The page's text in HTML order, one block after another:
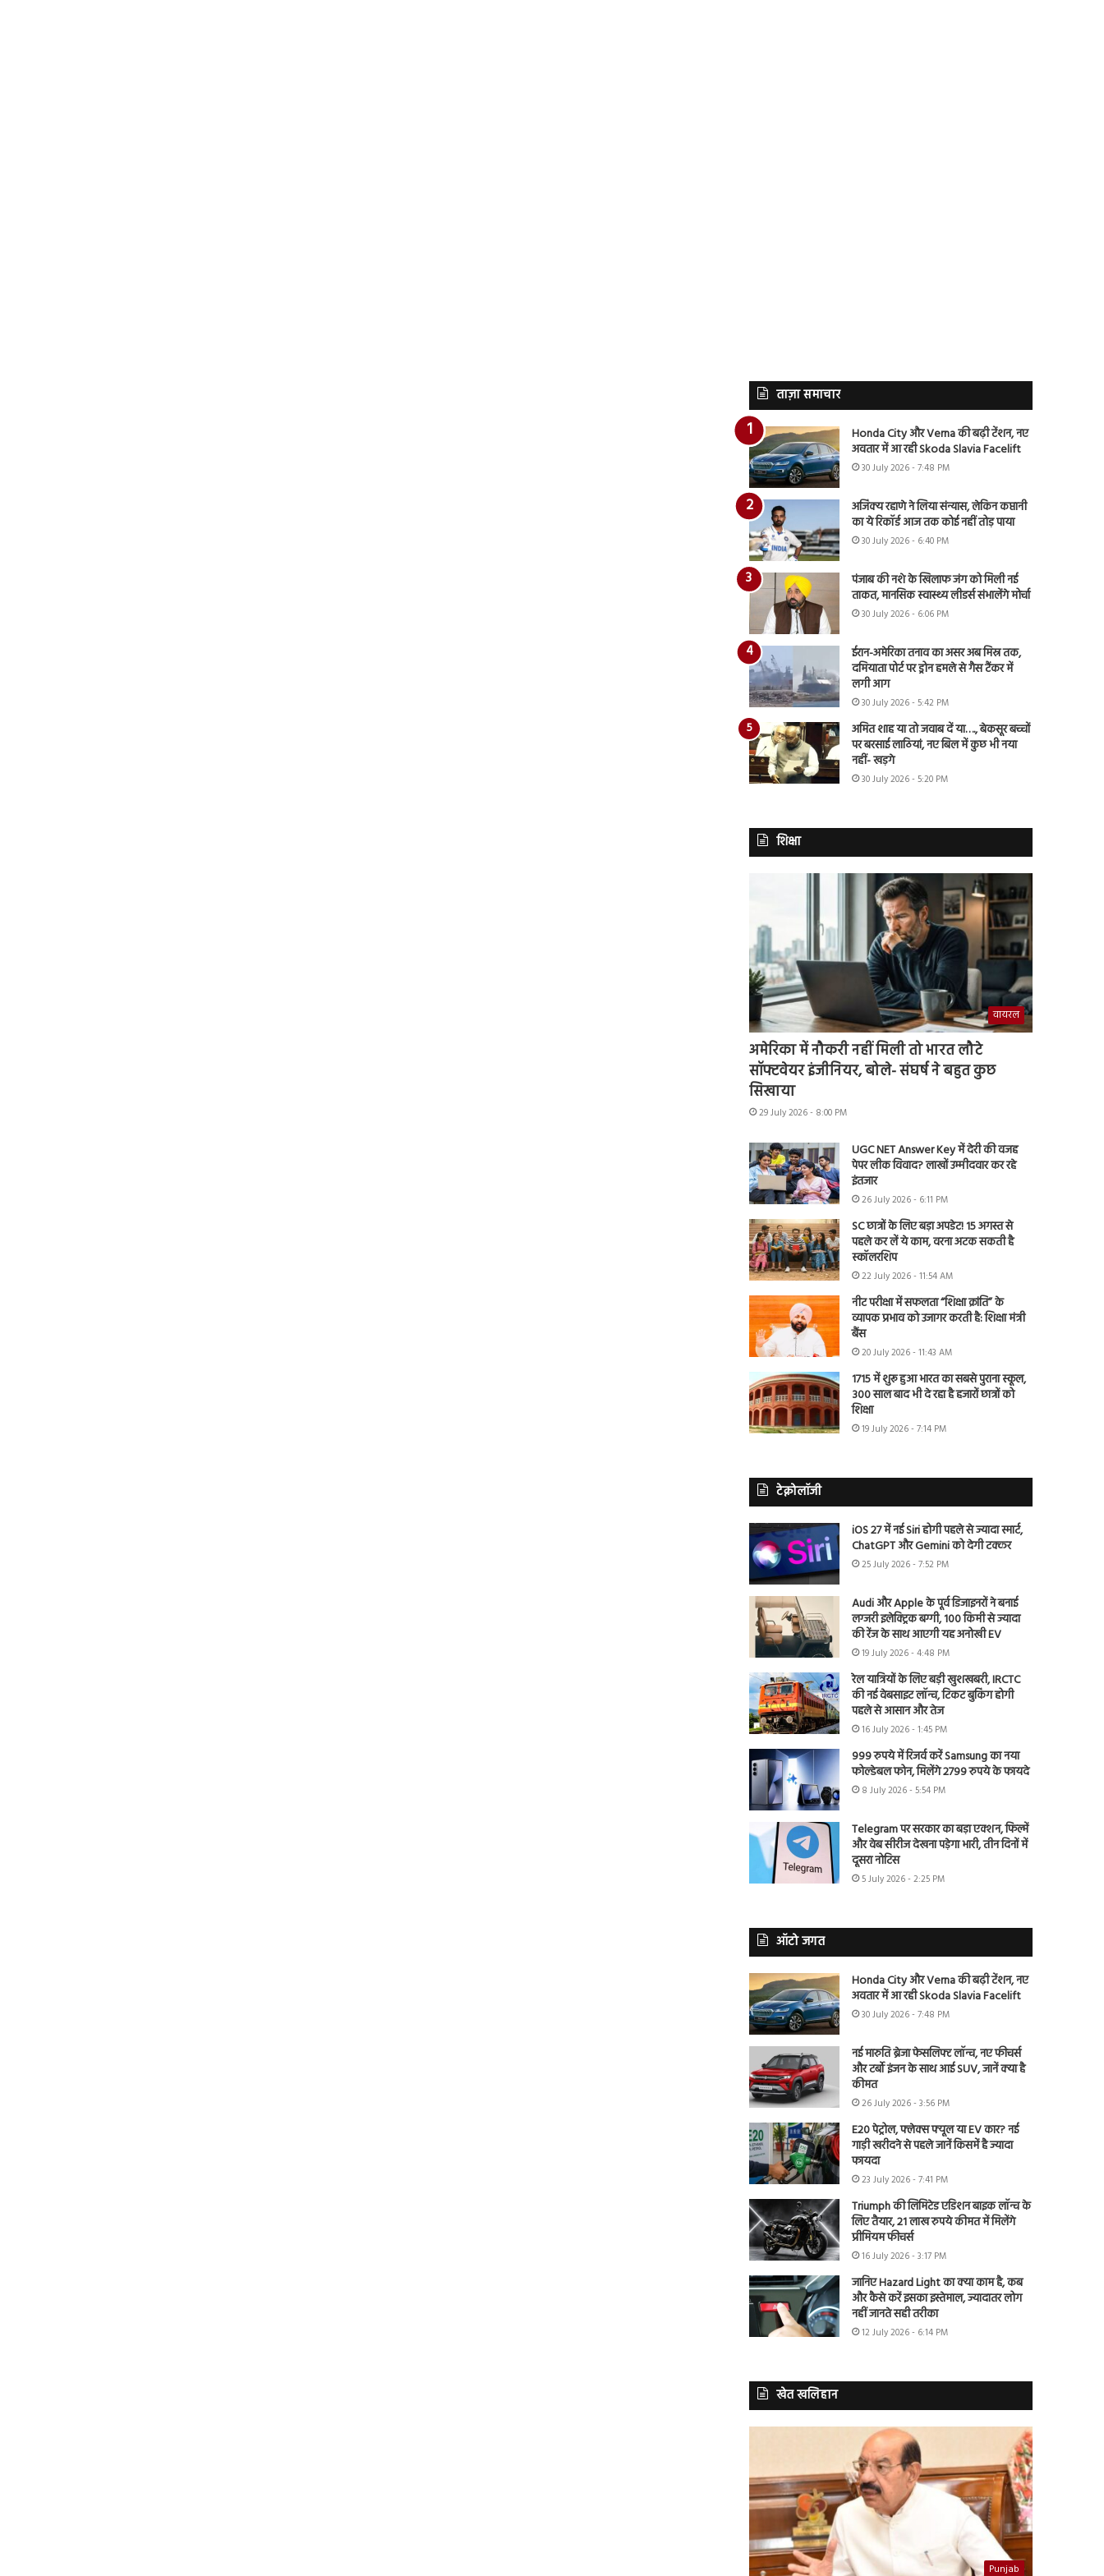
ताज़ा समाचार
Honda City और Verna की बढ़ी टेंशन, नए
अवतार में आ रही Skoda Slavia Facelift
30 July 2026 - 7:48 PM
अजिंक्य रहाणे ने लिया संन्यास, लेकिन कप्तानी
का ये रिकॉर्ड आज तक कोई नहीं तोड़ पाया
30 July 2026 - 6:40 PM
पंजाब की नशे के खिलाफ जंग को मिली नई
ताकत, मानसिक स्वास्थ्य लीडर्स संभालेंगे मोर्चा
30 July 2026 - 6:06 PM
ईरान-अमेरिका तनाव का असर अब मिस्र तक,
दमियाता पोर्ट पर ड्रोन हमले से गैस टैंकर में
लगी आग
30 July 2026 - 5:42 PM
अमित शाह या तो जवाब दें या…., बेकसूर बच्चों
पर बरसाई लाठियां, नए बिल में कुछ भी नया
नहीं- खड़गे
30 July 2026 - 5:20 PM
शिक्षा
वायरल
अमेरिका में नौकरी नहीं मिली तो भारत लौटे
सॉफ्टवेयर इंजीनियर, बोले- संघर्ष ने बहुत कुछ
सिखाया
29 July 2026 - 8:00 PM
UGC NET Answer Key में देरी की वजह
पेपर लीक विवाद? लाखों उम्मीदवार कर रहे
इंतजार
26 July 2026 - 6:11 PM
SC छात्रों के लिए बड़ा अपडेट! 15 अगस्त से
पहले कर लें ये काम, वरना अटक सकती है
स्कॉलरशिप
22 July 2026 - 11:54 AM
नीट परीक्षा में सफलता “शिक्षा क्रांति” के
व्यापक प्रभाव को उजागर करती है: शिक्षा मंत्री
बैंस
20 July 2026 - 11:43 AM
1715 में शुरू हुआ भारत का सबसे पुराना स्कूल,
300 साल बाद भी दे रहा है हजारों छात्रों को
शिक्षा
19 July 2026 - 7:14 PM
टेक्नोलॉजी
iOS 27 में नई Siri होगी पहले से ज्यादा स्मार्ट,
ChatGPT और Gemini को देगी टक्कर
25 July 2026 - 7:52 PM
Audi और Apple के पूर्व डिजाइनरों ने बनाई
लग्जरी इलेक्ट्रिक बग्गी, 100 किमी से ज्यादा
की रेंज के साथ आएगी यह अनोखी EV
19 July 2026 - 4:48 PM
रेल यात्रियों के लिए बड़ी खुशखबरी, IRCTC
की नई वेबसाइट लॉन्च, टिकट बुकिंग होगी
पहले से आसान और तेज
16 July 2026 - 1:45 PM
999 रुपये में रिजर्व करें Samsung का नया
फोल्डेबल फोन, मिलेंगे 2799 रुपये के फायदे
8 July 2026 - 5:54 PM
Telegram पर सरकार का बड़ा एक्शन, फिल्में
और वेब सीरीज देखना पड़ेगा भारी, तीन दिनों में
दूसरा नोटिस
5 July 2026 - 2:25 PM
ऑटो जगत
Honda City और Verna की बढ़ी टेंशन, नए
अवतार में आ रही Skoda Slavia Facelift
30 July 2026 - 7:48 PM
नई मारुति ब्रेजा फेसलिफ्ट लॉन्च, नए फीचर्स
और टर्बो इंजन के साथ आई SUV, जानें क्या है
कीमत
26 July 2026 - 3:56 PM
E20 पेट्रोल, फ्लेक्स फ्यूल या EV कार? नई
गाड़ी खरीदने से पहले जानें किसमें है ज्यादा
फायदा
23 July 2026 - 7:41 PM
Triumph की लिमिटेड एडिशन बाइक लॉन्च के
लिए तैयार, 21 लाख रुपये कीमत में मिलेंगे
प्रीमियम फीचर्स
16 July 2026 - 3:17 PM
जानिए Hazard Light का क्या काम है, कब
और कैसे करें इसका इस्तेमाल, ज्यादातर लोग
नहीं जानते सही तरीका
12 July 2026 - 6:14 PM
खेत खलिहान
Punjab